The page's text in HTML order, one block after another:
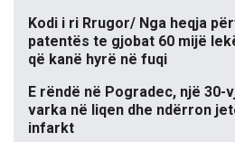
Kodi i ri Rrugor/ Nga heqja
patentës te gjobat 60 mijë
që kanë hyrë në fuqi
E rëndë në Pogradec, një 30-
varka në liqen dhe ndërron
infarkt